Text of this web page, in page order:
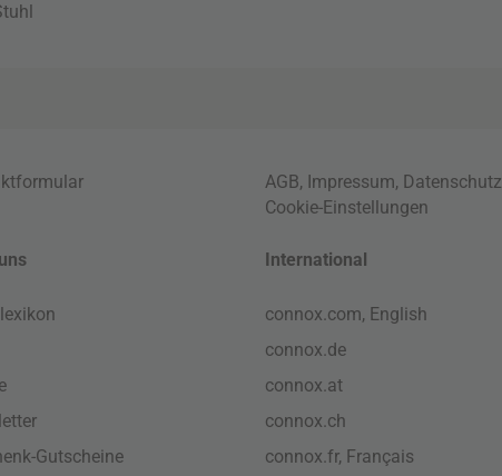
AGB, Impressum, Datenschutz
Cookie-Einstellungen
Gutscheine
International
connox.com, English
connox.de
connox.at
connox.ch
connox.fr, Français